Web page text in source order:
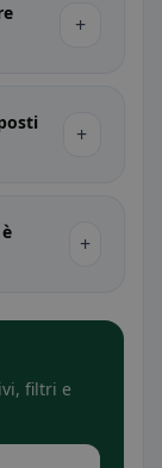
+
+
+
filtri e